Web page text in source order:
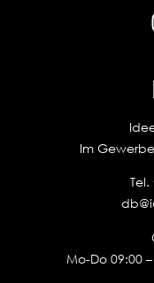
Im
Tel.
Mo-Do 09:00